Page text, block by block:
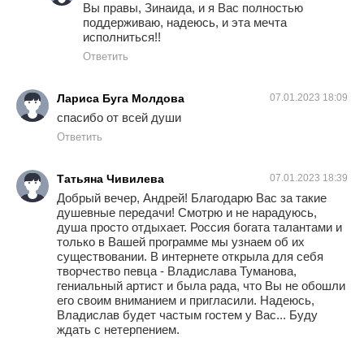
Вы правы, Зинаида, и я Вас полностью
поддерживаю, надеюсь, и эта мечта
исполниться!!
Ответить
Лариса Буга Молдова 07.01.2023 18:09
спасибо от всей души
Ответить
Татьяна Чивилева 07.01.2023 18:39
Добрый вечер, Андрей! Благодарю Вас за такие
душевные передачи! Смотрю и не нарадуюсь,
душа просто отдыхает. Россия богата талантами и
только в Вашей программе мы узнаем об их
существовании. В интернете открыла для себя
творчество певца - Владислава Туманова,
гениальный артист и была рада, что Вы не обошли
его своим вниманием и пригласили. Надеюсь,
Владислав будет частым гостем у Вас... Буду
ждать с нетерпением.